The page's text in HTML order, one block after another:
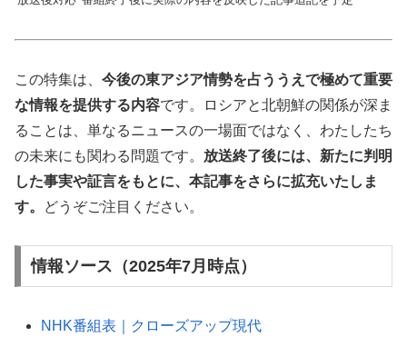
この特集は、 今後の東アジア情勢を占ううえで極めて重要
な情報を提供する内容です。ロシアと北朝鮮の関係が深ま
ることは、単なるニュースの一場面ではなく、わたしたち
の未来にも関わる問題です。 放送終了後には、新たに判明
した事実や証言をもとに、本記事をさらに拡充いたしま
す。
どうぞご注目ください。
情報ソース（2025年7月時点）
NHK番組表｜クローズアップ現代